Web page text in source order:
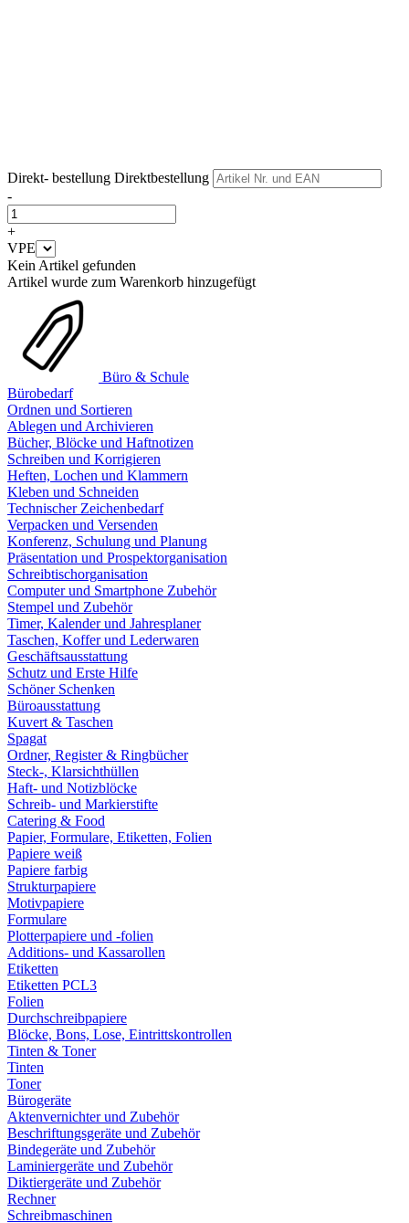
Direkt- bestellung Direktbestellung
-
+
VPE
Kein Artikel gefunden
Artikel wurde zum Warenkorb hinzugefügt
Büro & Schule
Bürobedarf
Ordnen und Sortieren
Ablegen und Archivieren
Bücher, Blöcke und Haftnotizen
Schreiben und Korrigieren
Heften, Lochen und Klammern
Kleben und Schneiden
Technischer Zeichenbedarf
Verpacken und Versenden
Konferenz, Schulung und Planung
Präsentation und Prospektorganisation
Schreibtischorganisation
Computer und Smartphone Zubehör
Stempel und Zubehör
Timer, Kalender und Jahresplaner
Taschen, Koffer und Lederwaren
Geschäftsausstattung
Schutz und Erste Hilfe
Schöner Schenken
Büroausstattung
Kuvert & Taschen
Spagat
Ordner, Register & Ringbücher
Steck-, Klarsichthüllen
Haft- und Notizblöcke
Schreib- und Markierstifte
Catering & Food
Papier, Formulare, Etiketten, Folien
Papiere weiß
Papiere farbig
Strukturpapiere
Motivpapiere
Formulare
Plotterpapiere und -folien
Additions- und Kassarollen
Etiketten
Etiketten PCL3
Folien
Durchschreibpapiere
Blöcke, Bons, Lose, Eintrittskontrollen
Tinten & Toner
Tinten
Toner
Bürogeräte
Aktenvernichter und Zubehör
Beschriftungsgeräte und Zubehör
Bindegeräte und Zubehör
Laminiergeräte und Zubehör
Diktiergeräte und Zubehör
Rechner
Schreibmaschinen